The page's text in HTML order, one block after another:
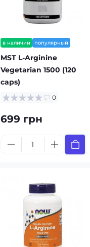
в наличии популярный
MST L-Arginine
Vegetarian 1500 (120
caps)
0
699 грн